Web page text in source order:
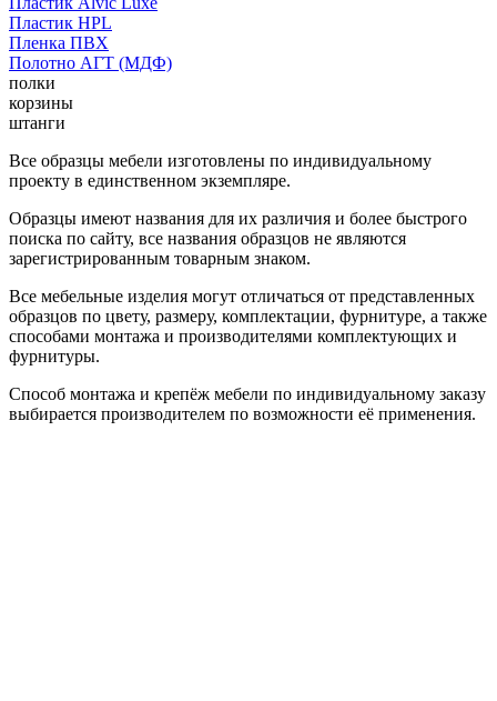
Пластик HPL
Пленка ПВХ
Полотно АГТ (МДФ)
полки
корзины
штанги
Все образцы мебели изготовлены по индивидуальному
проекту в единственном экземпляре.
Образцы имеют названия для их различия и более быстрого
поиска по сайту, все названия образцов не являются
зарегистрированным товарным знаком.
Все мебельные изделия могут отличаться от представленных
образцов по цвету, размеру, комплектации, фурнитуре, а также
способами монтажа и производителями комплектующих и
фурнитуры.
Способ монтажа и крепёж мебели по индивидуальному заказу
выбирается производителем по возможности её применения.